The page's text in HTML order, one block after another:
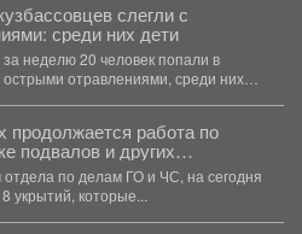
слегли с
среди них дети
за неделю 20 человек попали в
острыми отравлениями, среди них
продолжается работа по
подвалов и других
помещений для укрытия
на случай возникновения
ситуаций
по делам ГО и ЧС, на сегодня
укрытий, которые...